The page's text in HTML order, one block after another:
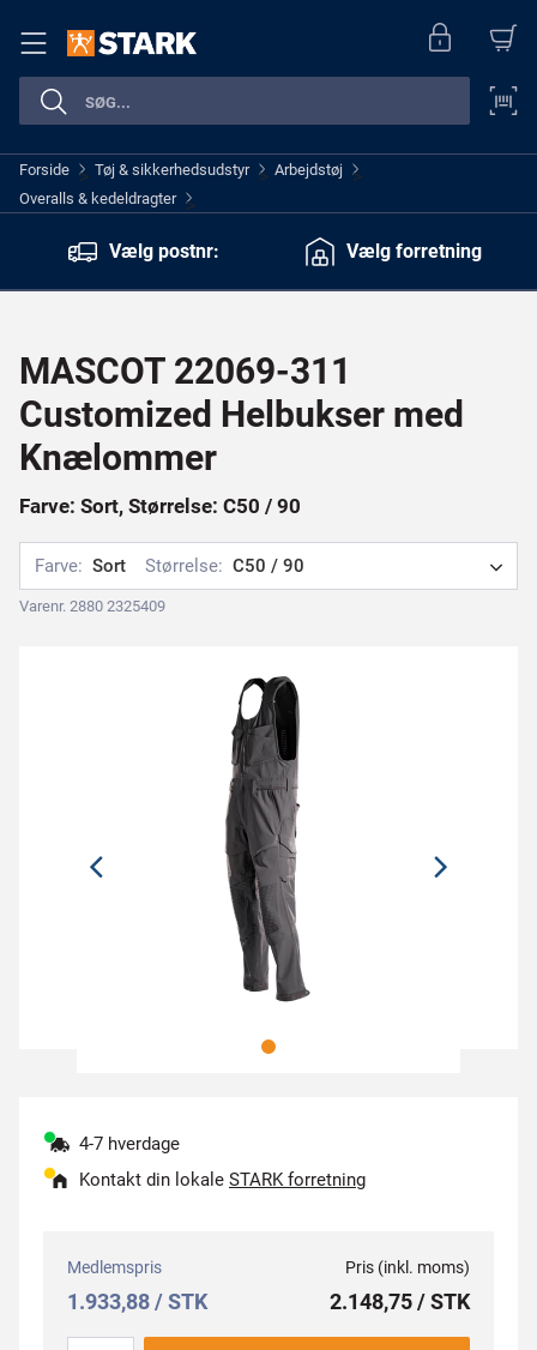
Forside > Tøj & sikkerhedsudstyr > Arbejdstøj >
Overalls & kedeldragter >
Vælg postnr:
Vælg forretning
MASCOT 22069-311
Customized Helbukser med
Knælommer
Farve: Sort, Størrelse: C50 / 90
Farve: Sort Størrelse: C50 / 90
Varenr. 2880 2325409
4-7 hverdage
Kontakt din lokale STARK forretning
Medlemspris
1.933,88 / STK
Pris (inkl. moms)
2.148,75 / STK